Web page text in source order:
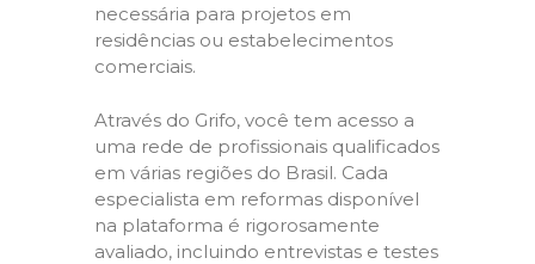
necessária para projetos em
residências ou estabelecimentos
comerciais.
Através do Grifo, você tem acesso a
uma rede de profissionais qualificados
em várias regiões do Brasil. Cada
especialista em reformas disponível
na plataforma é rigorosamente
avaliado, incluindo entrevistas e testes